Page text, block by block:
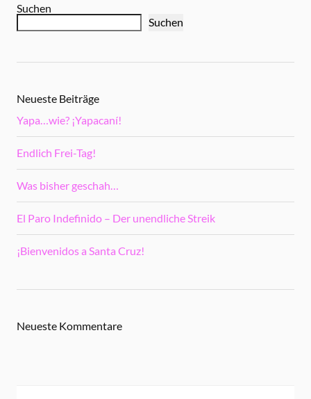
Suchen
Suchen
Neueste Beiträge
Yapa…wie? ¡Yapacaní!
Endlich Frei-Tag!
Was bisher geschah…
El Paro Indefinido – Der unendliche Streik
¡Bienvenidos a Santa Cruz!
Neueste Kommentare